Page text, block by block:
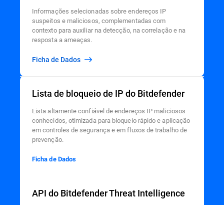
Informações selecionadas sobre endereços IP
suspeitos e maliciosos, complementadas com
contexto para auxiliar na detecção, na correlação e na
resposta a ameaças.
Ficha de Dados
Lista de bloqueio de IP do Bitdefender
Lista altamente confiável de endereços IP maliciosos
conhecidos, otimizada para bloqueio rápido e aplicação
em controles de segurança e em fluxos de trabalho de
prevenção.
Ficha de Dados
API do Bitdefender Threat Intelligence